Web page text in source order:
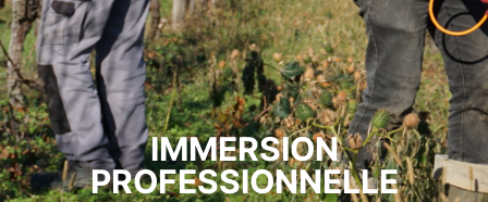
IMMERSION
PROFESSIONNELLE